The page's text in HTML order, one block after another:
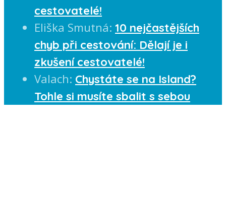
cestovatelé!
Eliška Smutná: 10 nejčastějších
chyb při cestování: Dělají je i
zkušení cestovatelé!
Valach: Chystáte se na Island?
Tohle si musíte sbalit s sebou